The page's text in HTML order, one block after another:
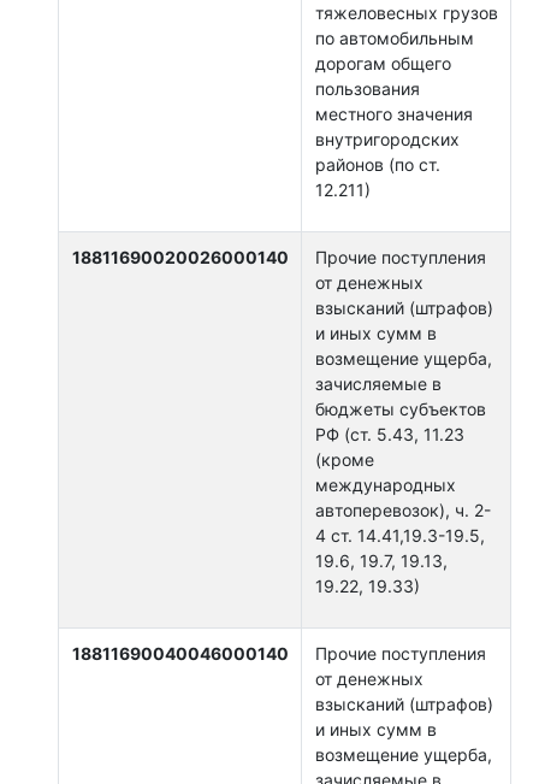
тяжеловесных грузов
по автомобильным
дорогам общего
пользования
местного значения
внутригородских
районов (по ст.
12.211)
18811690020026000140
Прочие поступления
от денежных
взысканий (штрафов)
и иных сумм в
возмещение ущерба,
зачисляемые в
бюджеты субъектов
РФ (ст. 5.43, 11.23
(кроме
международных
автоперевозок), ч. 2-
4 ст. 14.41,19.3-19.5,
19.6, 19.7, 19.13,
19.22, 19.33)
18811690040046000140
Прочие поступления
от денежных
взысканий (штрафов)
и иных сумм в
возмещение ущерба,